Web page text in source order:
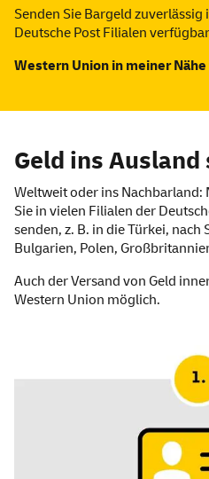
Senden Sie Bargeld zuverlässig
Deutsche Post Filialen
Western Union in meiner
Geld ins Ausland
Weltweit oder ins
Sie in vielen Filialen der
senden, z. B. in die Türkei, nach
Bulgarien, Polen,
Auch der Versand von Geld
Western Union möglich.